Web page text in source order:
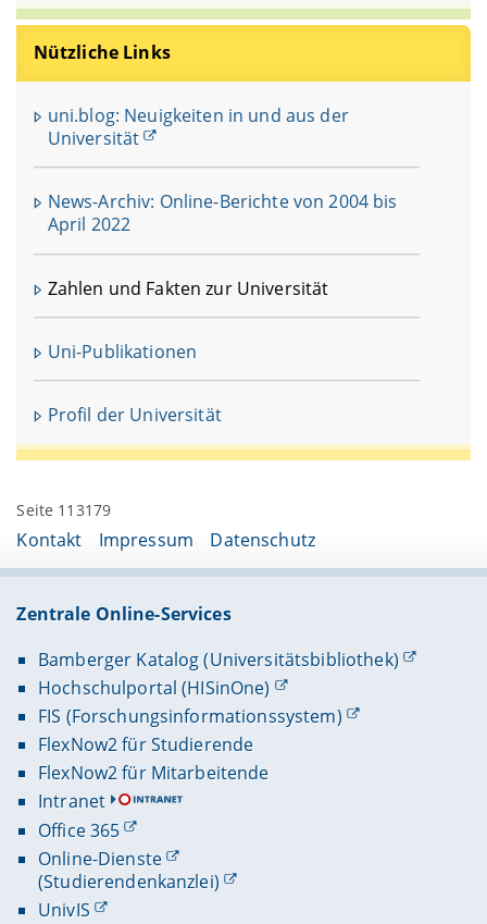
Nützliche Links
uni.blog: Neuigkeiten in und aus der
Universität
News-Archiv: Online-Berichte von 2004 bis
April 2022
Zahlen und Fakten zur Universität
Uni-Publikationen
Profil der Universität
Seite 113179
Kontakt Impressum Datenschutz
Zentrale Online-Services
Bamberger Katalog (Universitätsbibliothek)
Hochschulportal (HISinOne)
FIS (Forschungsinformationssystem)
FlexNow2 für Studierende
FlexNow2 für Mitarbeitende
Intranet
Office 365
Online-Dienste
(Studierendenkanzlei)
UnivIS